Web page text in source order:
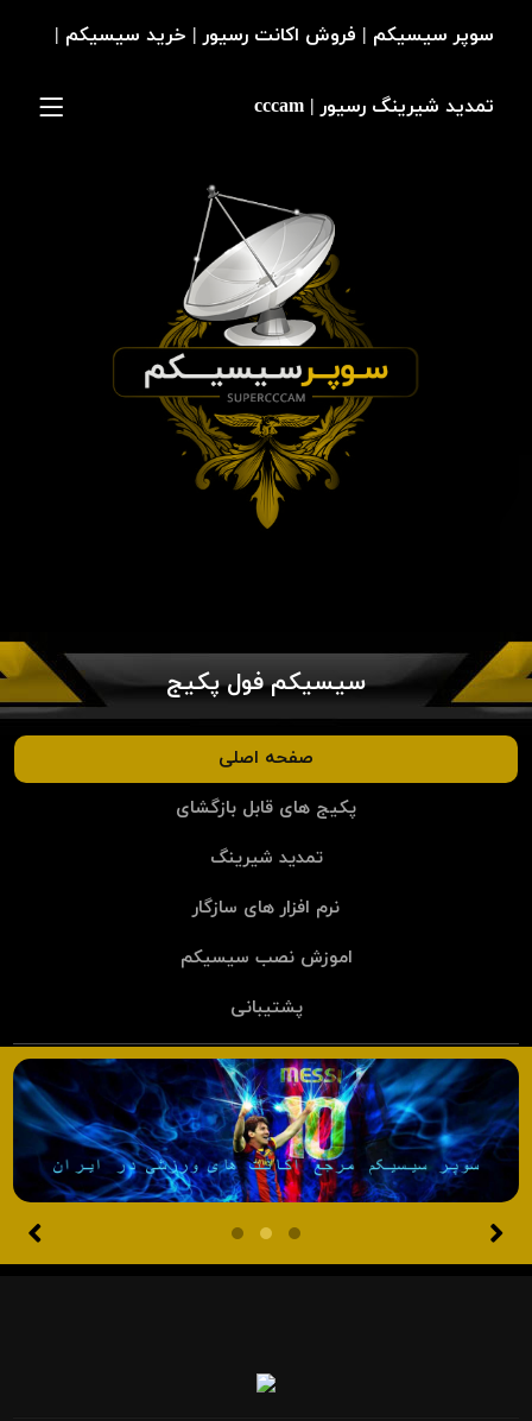
سیسیکم فول پکیج
صفحه اصلی
پکیج های قابل بازگشای
تمدید شیرینگ
نرم افزار های سازگار
اموزش نصب سیسیکم
پشتیبانی
سوپر سیسیکم | فروش اکانت رسیور | خرید سیسیکم |
تمدید شیرینگ رسیور | cccam